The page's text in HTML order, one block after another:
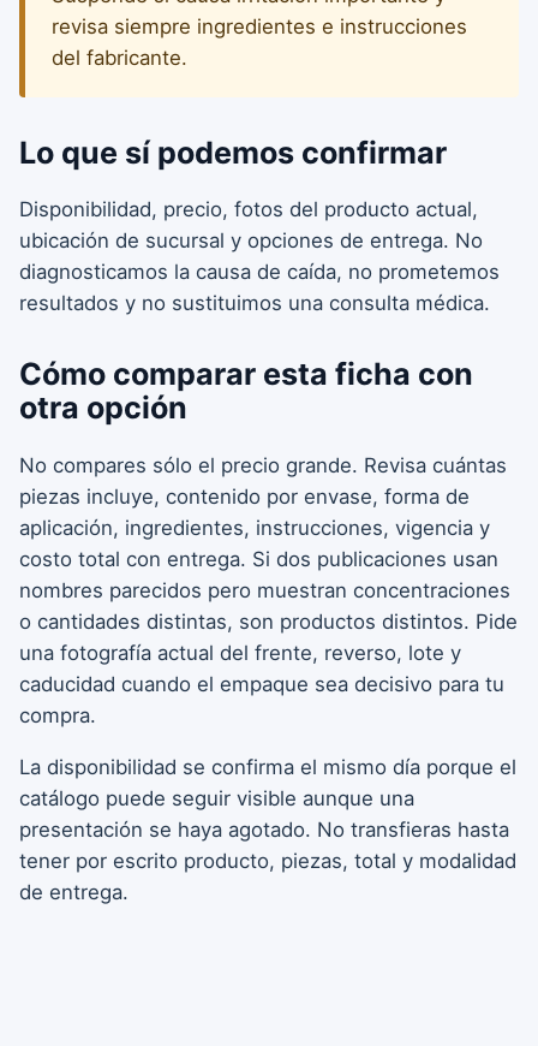
revisa siempre ingredientes e instrucciones
del fabricante.
Lo que sí podemos confirmar
Disponibilidad, precio, fotos del producto actual,
ubicación de sucursal y opciones de entrega. No
diagnosticamos la causa de caída, no prometemos
resultados y no sustituimos una consulta médica.
Cómo comparar esta ficha con
otra opción
No compares sólo el precio grande. Revisa cuántas
piezas incluye, contenido por envase, forma de
aplicación, ingredientes, instrucciones, vigencia y
costo total con entrega. Si dos publicaciones usan
nombres parecidos pero muestran concentraciones
o cantidades distintas, son productos distintos. Pide
una fotografía actual del frente, reverso, lote y
caducidad cuando el empaque sea decisivo para tu
compra.
La disponibilidad se confirma el mismo día porque el
catálogo puede seguir visible aunque una
presentación se haya agotado. No transfieras hasta
tener por escrito producto, piezas, total y modalidad
de entrega.